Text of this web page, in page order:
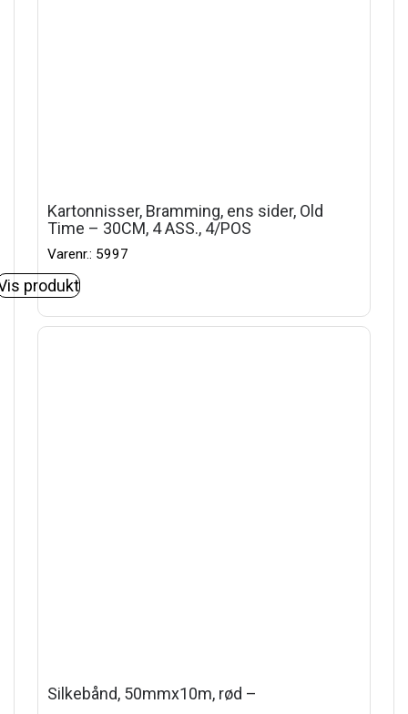
Kartonnisser, Bramming, ens sider, Old
Time – 30CM, 4 ASS., 4/POS
Varenr.: 5997
produkt
Silkebånd, 50mmx10m, rød –